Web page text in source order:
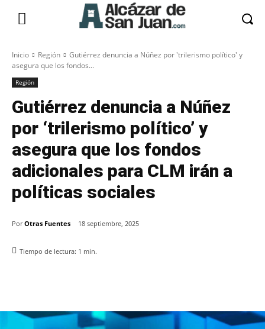
Inicio Región
Gutiérrez denuncia a Núñez por 'trilerismo político' y
asegura que los fondos...
Región
Gutiérrez denuncia a Núñez
por ‘trilerismo político’ y
asegura que los fondos
adicionales para CLM irán a
políticas sociales
Por Otras Fuentes 18 septiembre, 2025
Tiempo de lectura: 1 min.